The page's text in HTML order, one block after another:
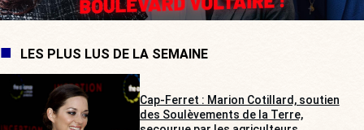
LES PLUS LUS DE LA SEMAINE
Cap-Ferret : Marion Cotillard, soutien
des Soulèvements de la Terre,